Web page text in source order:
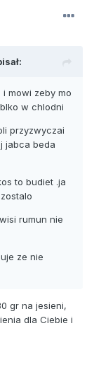
mowi zeby mo
w chlodni
przyzwyczai
jabca beda
to budiet .ja
rumun nie
ze nie
gr na jesieni,
dla Ciebie i